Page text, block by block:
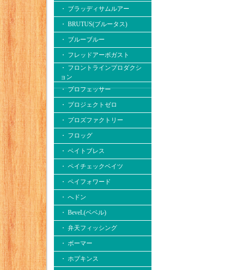
・ ブラッディサムルアー
・ BRUTUS(ブルータス)
・ ブルーブルー
・ フレッドアーボガスト
・ フロントラインプロダクシ
ョン
・ プロフェッサー
・ プロジェクトゼロ
・ プロズファクトリー
・ フロッグ
・ ベイトブレス
・ ペイチェックベイツ
・ ペイフォワード
・ へドン
・ BeveL(ベベル)
・ 弁天フィッシング
・ ボーマー
・ ホプキンス